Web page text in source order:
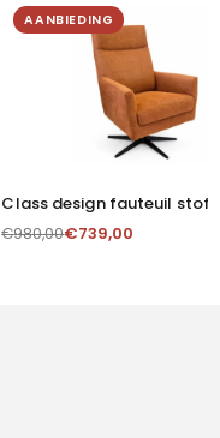
AANBIEDING
Class design fauteuil stof
€980,00€739,00